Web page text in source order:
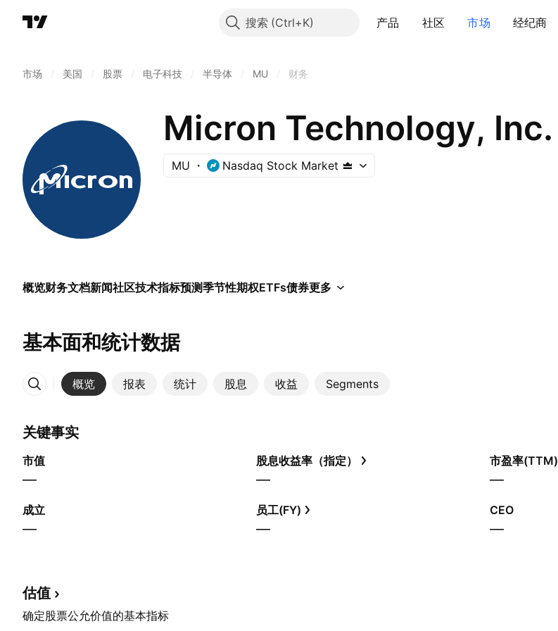
搜索 产品 社区 市场 经纪商
市场 美国 股票 电子科技 半导体 MU 财务
Micron Technology, Inc.
MU Nasdaq Stock Market
概览财务文档新闻社区技术指标预测季节性期权ETFs债券更多
基本面和统计数据
概览 报表 统计 股息 收益 Segments
更多
关键事实
市值
—
股息收益率（指定）
—
市盈率(TTM)
—
成立
—
员工(FY)
—
CEO
—
估值
确定股票公允价值的基本指标